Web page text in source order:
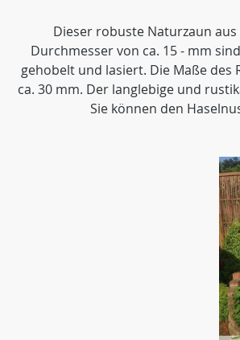
Dieser robuste Naturzaun
Durchmesser von ca. 15 - mm
gehobelt und lasiert. Die Maße des
ca. 30 mm. Der langlebige und
Sie können den